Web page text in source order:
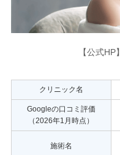
【公式HP】
クリニック名
Googleの口コミ評価
（2026年1月時点）
施術名